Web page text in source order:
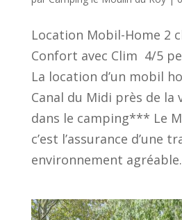
Location Mobil-Home 2
Confort avec Clim 4/5
La location d’un mobil
Canal du Midi près de la
dans le camping*** Le
c’est l’assurance d’une
environnement